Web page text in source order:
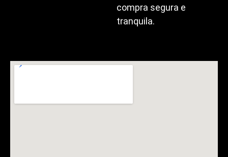
compra segura e
tranquila.